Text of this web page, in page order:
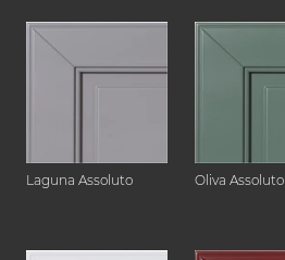
Laguna Assoluto Oliva Assoluto